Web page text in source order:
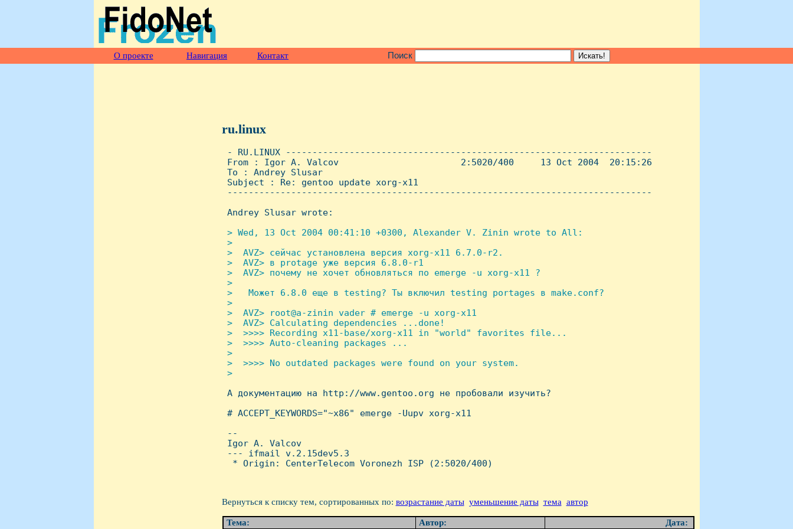
О проекте Навигация Контакт Поиск
ru.linux
- RU.LINUX ---------------------------------------------------------------------
From : Igor A. Valcov                       2:5020/400     13 Oct 2004  20:15:26
To : Andrey Slusar
Subject : Re: gentoo update xorg-x11
--------------------------------------------------------------------------------
Andrey Slusar wrote:
> Wed, 13 Oct 2004 00:41:10 +0300, Alexander V. Zinin wrote to All:
>
>  AVZ> сейчас установлена версия xorg-x11 6.7.0-r2.
>  AVZ> в protage уже версия 6.8.0-r1
>  AVZ> почему не хочет обновляться по emerge -u xorg-x11 ?
>
>   Может 6.8.0 еще в testing? Ты включил testing portages в make.conf?
>
>  AVZ> root@a-zinin vader # emerge -u xorg-x11
>  AVZ> Calculating dependencies ...done!
>  >>>> Recording x11-base/xorg-x11 in "world" favorites file...
>  >>>> Auto-cleaning packages ...
>
>  >>>> No outdated packages were found on your system.
>
А документацию на http://www.gentoo.org не пробовали изучить?
# ACCEPT_KEYWORDS="~x86" emerge -Uupv xorg-x11
--
Igor A. Valcov
--- ifmail v.2.15dev5.3
  * Origin: CenterTelecom Voronezh ISP (2:5020/400)
Вернуться к списку тем, сортированных по: возрастание даты уменьшение даты тема автор
Тема: Автор: Дата: